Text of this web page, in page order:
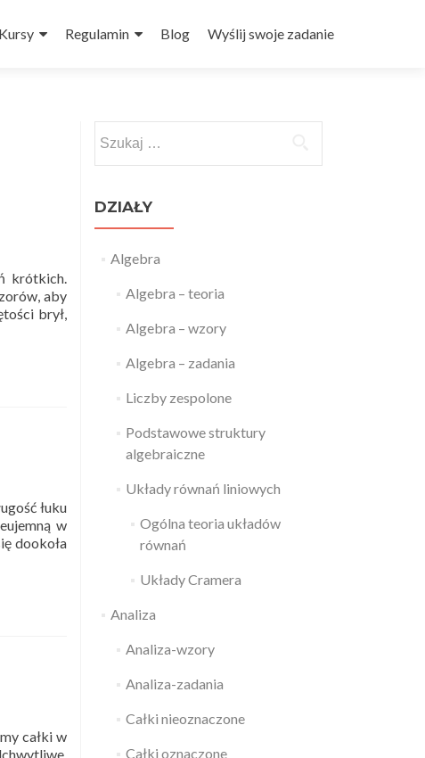
Kursy Regulamin Blog Wyślij swoje zadanie
krótkich.
aby
brył,
łuku
w
dookoła
całki w
DZIAŁY
Algebra
Algebra – teoria
Algebra – wzory
Algebra – zadania
Liczby zespolone
Podstawowe struktury
algebraiczne
Układy równań liniowych
Ogólna teoria układów
równań
Układy Cramera
Analiza
Analiza-wzory
Analiza-zadania
Całki nieoznaczone
Całki oznaczone